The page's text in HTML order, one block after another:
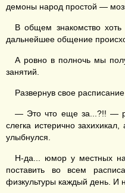
демоны народ простой —
В общем знакомство
дальнейшее общение
А ровно в полночь мы
занятий.
Развернув свое
— Это что еще за...?!! —
слегка истерично
улыбнулся.
Н-да... юмор у местных
поставить во всем
физкультуры каждый день. И